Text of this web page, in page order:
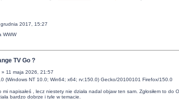
2017, 15:27
WWW
TV Go ?
» 11 maja 2026, 21:57
(Windows NT 10.0; Win64; x64; rv:150.0) Gecko/20100101 Firefox/150.0
mi napisałeś , lecz niestety nie działa nadal objaw ten sam. Zgłosiłem to do
bardzo dobrze i tyle w temacie.